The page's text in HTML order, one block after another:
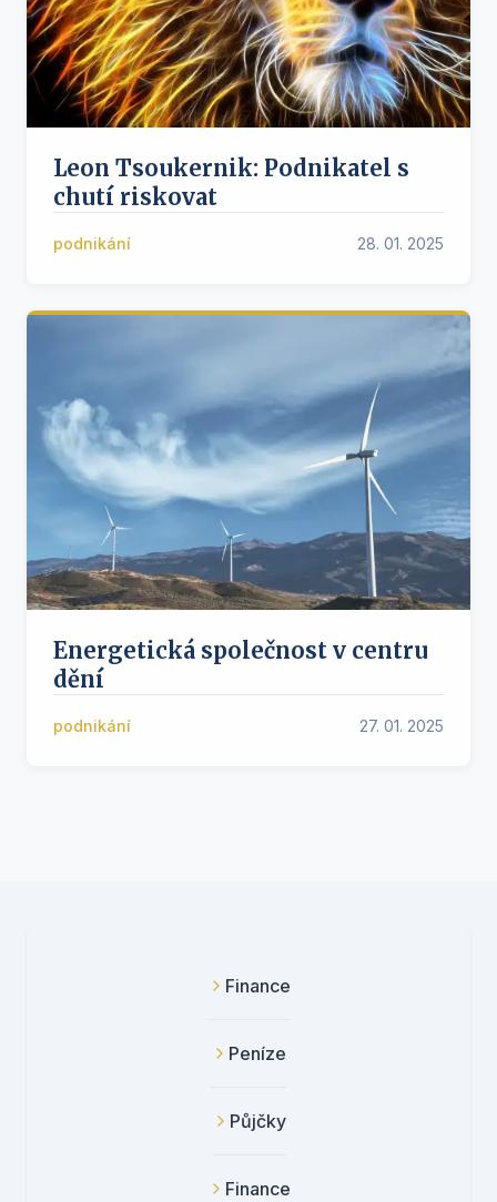
Leon Tsoukernik: Podnikatel s
chutí riskovat
podnikání 28. 01. 2025
Energetická společnost v centru
dění
podnikání 27. 01. 2025
Finance
Peníze
Půjčky
Finance